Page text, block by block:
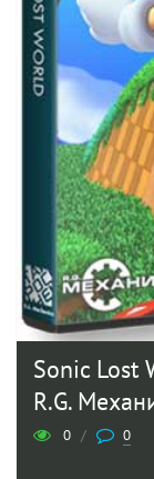
Sonic Lost
R.G.
0 / 0